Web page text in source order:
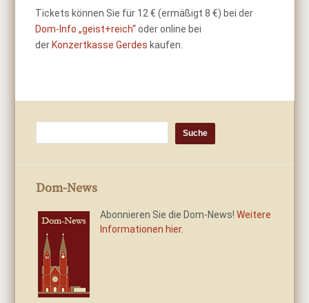
Tickets können Sie für 12 € (ermäßigt 8 €) bei der
Dom-Info „geist+reich“oder online bei
der Konzertkasse Gerdes kaufen.
Dom-News
Abonnieren Sie die Dom-News!Weitere
Informationen hier.